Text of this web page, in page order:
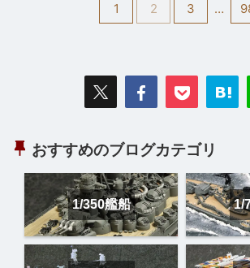
1 2 3 …
おすすめのブログカテゴリ
1/350艦船 1/